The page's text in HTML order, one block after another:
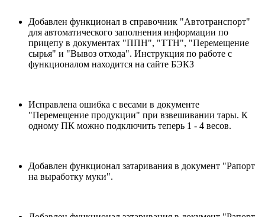
Добавлен функционал в справочник "Автотранспорт"
для автоматического заполнения информации по
прицепу в документах "ППН", "ТТН", "Перемещение
сырья" и "Вывоз отхода". Инструкция по работе с
функционалом находится на сайте БЭКЗ
Исправлена ошибка с весами в документе
"Перемещение продукции" при взвешивании тары. К
одному ПК можно подключить теперь 1 - 4 весов.
Добавлен функционал затаривания в документ "Рапорт
на выработку муки".